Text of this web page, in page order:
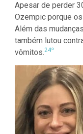
Apesar de perder
Ozempic porque
Além das
também lutou
vômitos.24º